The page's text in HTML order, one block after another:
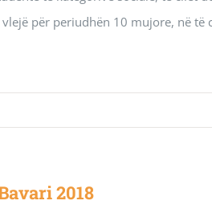
për periudhën 10 mujore, në të
2018